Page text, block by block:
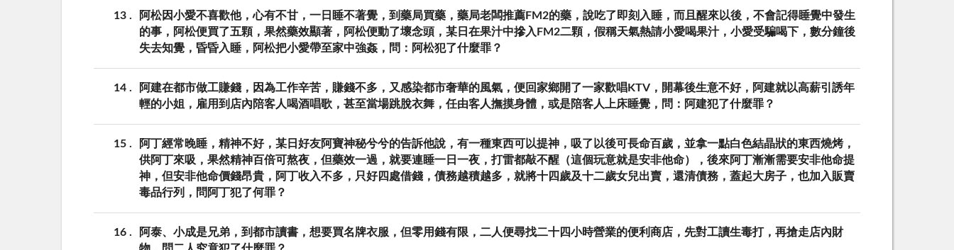
13
阿松因小愛不喜歡他，心有不甘，一日睡不著覺，到藥局買藥，藥局老闆推薦FM2的藥，說吃了即刻入睡，而且醒來以後，不會記得睡覺中發生
的事，阿松便買了五顆，果然藥效顯著，阿松便動了壞念頭，某日在果汁中摻入FM2二顆，假稱天氣熱請小愛喝果汁，小愛受騙喝下，數分鐘後
失去知覺，昏昏入睡，阿松把小愛帶至家中強姦，問：阿松犯了什麼罪？
14
阿建在都市做工賺錢，因為工作辛苦，賺錢不多，又感染都市奢華的風氣，便回家鄉開了一家歡唱KTV，開幕後生意不好，阿建就以高薪引誘年
輕的小姐，雇用到店內陪客人喝酒唱歌，甚至當場跳脫衣舞，任由客人撫摸身體，或是陪客人上床睡覺，問：阿建犯了什麼罪？
15
阿丁經常晚睡，精神不好，某日好友阿寶神秘兮兮的告訴他說，有一種東西可以提神，吸了以後可長命百歲，並拿一點白色結晶狀的東西燒烤，
供阿丁來吸，果然精神百倍可熬夜，但藥效一過，就要連睡一日一夜，打雷都敲不醒（這個玩意就是安非他命），後來阿丁漸漸需要安非他命提
神，但安非他命價錢昂貴，阿丁收入不多，只好四處借錢，債務越積越多，就將十四歲及十二歲女兒出賣，還清債務，蓋起大房子，也加入販賣
毒品行列，問阿丁犯了何罪？
16
阿泰、小成是兄弟，到都市讀書，想要買名牌衣服，但零用錢有限，二人便尋找二十四小時營業的便利商店，先對工讀生毒打，再搶走店內財